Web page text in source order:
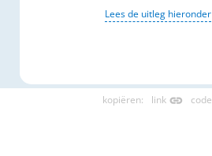
Lees de uitleg hieronder
kopiëren: link link code